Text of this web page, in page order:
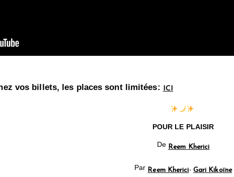
vos billets, les places sont limitées: ICI
POUR LE PLAISIR
De Reem Kherici
Par Reem Kherici Gari Kikoïne